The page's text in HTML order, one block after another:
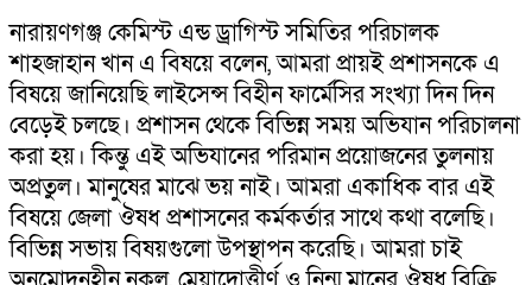
নারায়ণগঞ্জ কেমিস্ট এন্ড ড্রাগিস্ট সমিতির পরিচালক
শাহজাহান খান এ বিষয়ে বলেন, আমরা প্রায়ই প্রশাসনকে এ
বিষয়ে জানিয়েছি লাইসেন্স বিহীন ফার্মেসির সংখ্যা দিন দিন
বেড়েই চলছে। প্রশাসন থেকে বিভিন্ন সময় অভিযান পরিচালনা
করা হয়। কিন্তু এই অভিযানের পরিমান প্রয়োজনের তুলনায়
অপ্রতুল। মানুষের মাঝে ভয় নাই। আমরা একাধিক বার এই
বিষয়ে জেলা ঔষধ প্রশাসনের কর্মকর্তার সাথে কথা বলেছি।
বিভিন্ন সভায় বিষয়গুলো উপস্থাপন করেছি। আমরা চাই